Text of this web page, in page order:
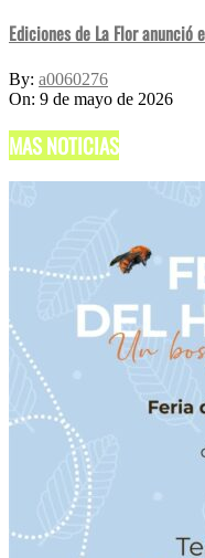
Ediciones de La Flor
By: a0060276
On: 9 de mayo de 2026
MAS NOTICIAS